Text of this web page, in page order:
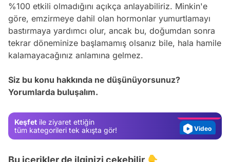
%100 etkili olmadığını açıkça anlayabiliriz. Minkin'e
göre, emzirmeye dahil olan hormonlar yumurtlamayı
bastırmaya yardımcı olur, ancak bu, doğumdan sonra
tekrar döneminize başlamamış olsanız bile, hala hamile
kalamayacağınız anlamına gelmez.
Siz bu konu hakkında ne düşünüyorsunuz?
Yorumlarda buluşalım.
Keşfet ile ziyaret ettiğin
tüm kategorileri tek akışta gör!
Video
Bu içerikler de ilginizi çekebilir 👇